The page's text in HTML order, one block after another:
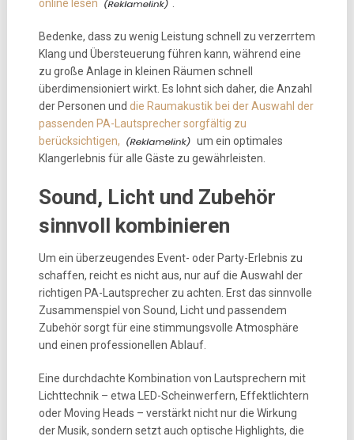
online lesen
Bedenke, dass zu wenig Leistung schnell zu verzerrtem
Klang und Übersteuerung führen kann, während eine
zu große Anlage in kleinen Räumen schnell
überdimensioniert wirkt. Es lohnt sich daher, die Anzahl
der Personen und die Raumakustik bei der Auswahl der
passenden PA-Lautsprecher sorgfältig zu
berücksichtigen,
um ein optimales
Klangerlebnis für alle Gäste zu gewährleisten.
Sound, Licht und Zubehör
sinnvoll kombinieren
Um ein überzeugendes Event- oder Party-Erlebnis zu
schaffen, reicht es nicht aus, nur auf die Auswahl der
richtigen PA-Lautsprecher zu achten. Erst das sinnvolle
Zusammenspiel von Sound, Licht und passendem
Zubehör sorgt für eine stimmungsvolle Atmosphäre
und einen professionellen Ablauf.
Eine durchdachte Kombination von Lautsprechern mit
Lichttechnik – etwa LED-Scheinwerfern, Effektlichtern
oder Moving Heads – verstärkt nicht nur die Wirkung
der Musik, sondern setzt auch optische Highlights, die